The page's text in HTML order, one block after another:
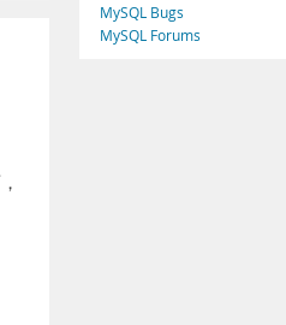
MySQL Bugs
MySQL Forums